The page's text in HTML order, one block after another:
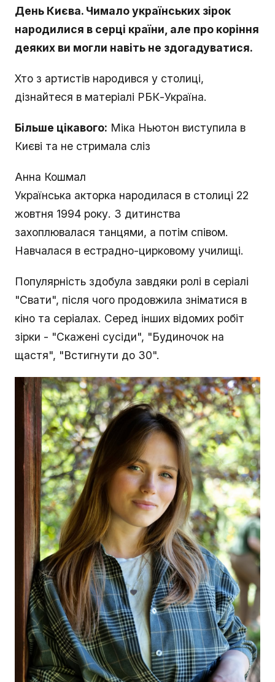
День Києва. Чимало українських зірок
народилися в серці країни, але про коріння
деяких ви могли навіть не здогадуватися.
Хто з артистів народився у столиці,
дізнайтеся в матеріалі РБК-Україна.
Більше цікавого: Міка Ньютон виступила в
Києві та не стримала сліз
Анна Кошмал
Українська акторка народилася в столиці 22
жовтня 1994 року. З дитинства
захоплювалася танцями, а потім співом.
Навчалася в естрадно-цирковому училищі.
Популярність здобула завдяки ролі в серіалі
"Свати", після чого продовжила зніматися в
кіно та серіалах. Серед інших відомих робіт
зірки - "Скажені сусіди", "Будиночок на
щастя", "Встигнути до 30".